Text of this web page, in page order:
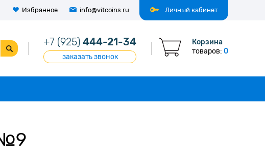
Личный кабинет
Избранное info@vitcoins.ru
+7 (925) 444-21-34
заказать звонок
Корзина
товаров: 0
№9